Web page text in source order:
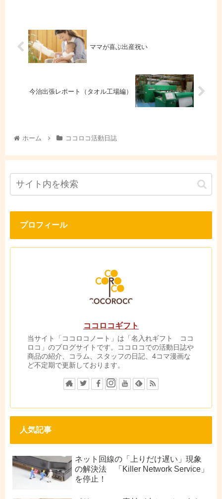
ママが喜ぶ出産祝い
今治出張レポート（タオル工場編）
ホーム ココロコ活動日誌
プロフィール
ココロコギフト
当サイト「ココロコノート」は「名入れギフト ココ
ロコ」のブログサイトです。ココロコでの活動日誌や
商品の紹介、コラム、スタッフの日記、4コマ漫画な
ど不定期で更新しております。
人気記事
ネット回線の「上りだけ遅い」現象
の解決法 「Killer Network Service」
を停止！